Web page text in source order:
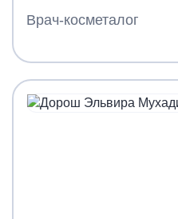
Врач-косметалог